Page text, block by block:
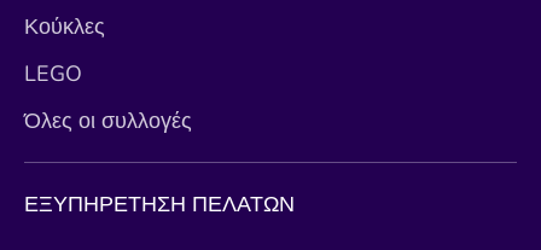
Κούκλες
LEGO
Όλες οι συλλογές
ΕΞΥΠΗΡΕΤΗΣΗ ΠΕΛΑΤΩΝ